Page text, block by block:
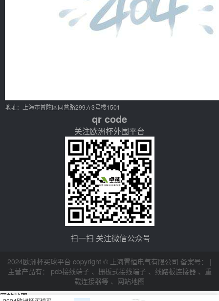
地址：上海市普陀区同普路299弄3号楼1501
qr code
关注欧洲杯外围平台
扫一扫 关注微信公众号
2024欧洲杯买球平台 copyright © 上海置恒电气有限公司 备案号： |
主营产品有： pcb接线端子 、 栅板式接线端子 、 线路板连接器 、 重
载连接器等 、 网站地图
网站地图